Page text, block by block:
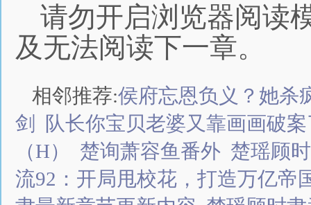
请勿开启浏览器阅读
及无法阅读下一章。
相邻推荐:侯府忘恩负义？她杀
剑
队长你宝贝老婆又靠画画破
（H）
楚询萧容鱼番外 楚瑶顾
流92：开局甩校花，打造万亿帝